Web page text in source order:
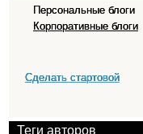
Персональные блоги
Корпоративные блоги
Сделать стартовой
Теги авторов